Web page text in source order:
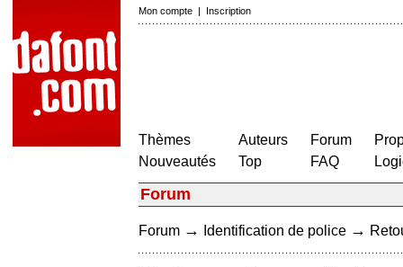
Mon compte | Inscription
Thèmes
Nouveautés
Auteurs
Top
Forum
FAQ
Forum
Forum → Identification de police →